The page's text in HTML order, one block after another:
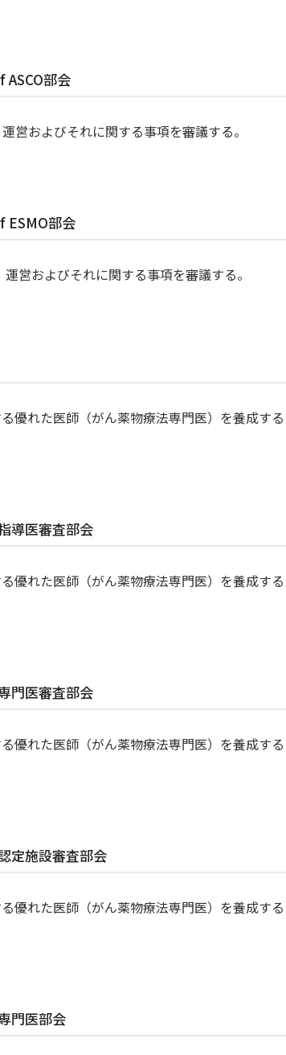
してください
部会
営およびそれに関する事項を審議する。
ESMO部会
営およびそれに関する事項を審議する。
優れた医師（がん薬物療法専門医）を養成す
導医審査部会
優れた医師（がん薬物療法専門医）を養成す
門医審査部会
優れた医師（がん薬物療法専門医）を養成す
定施設審査部会
優れた医師（がん薬物療法専門医）を養成す
門医部会